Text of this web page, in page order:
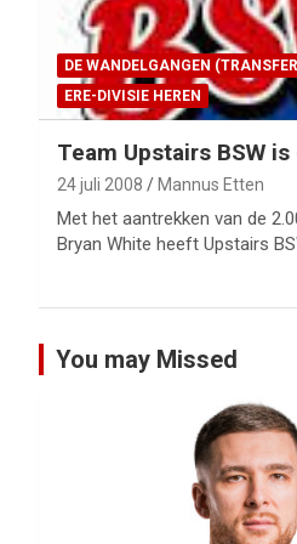
DE WANDELGANGEN
ERE-DIVISIE HEREN
Team Upstairs BSW
24 juli 2008 Mannus Etten
Met het aantrekken van de
Bryan White heeft Upstairs
You may Missed